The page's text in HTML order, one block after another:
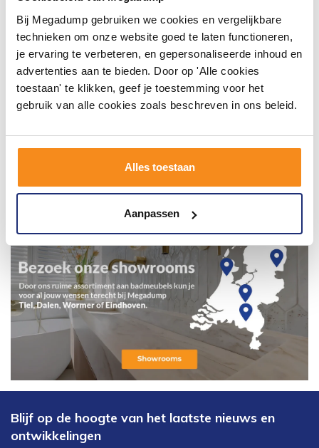
Bij Megadump gebruiken we cookies en vergelijkbare
technieken om onze website goed te laten functioneren,
je ervaring te verbeteren, en gepersonaliseerde inhoud en
advertenties aan te bieden. Door op 'Alle cookies
toestaan' te klikken, geef je toestemming voor het
gebruik van alle cookies zoals beschreven in ons beleid.
Alles toestaan
Aanpassen
Blijf op de hoogte van het laatste nieuws en
ontwikkelingen